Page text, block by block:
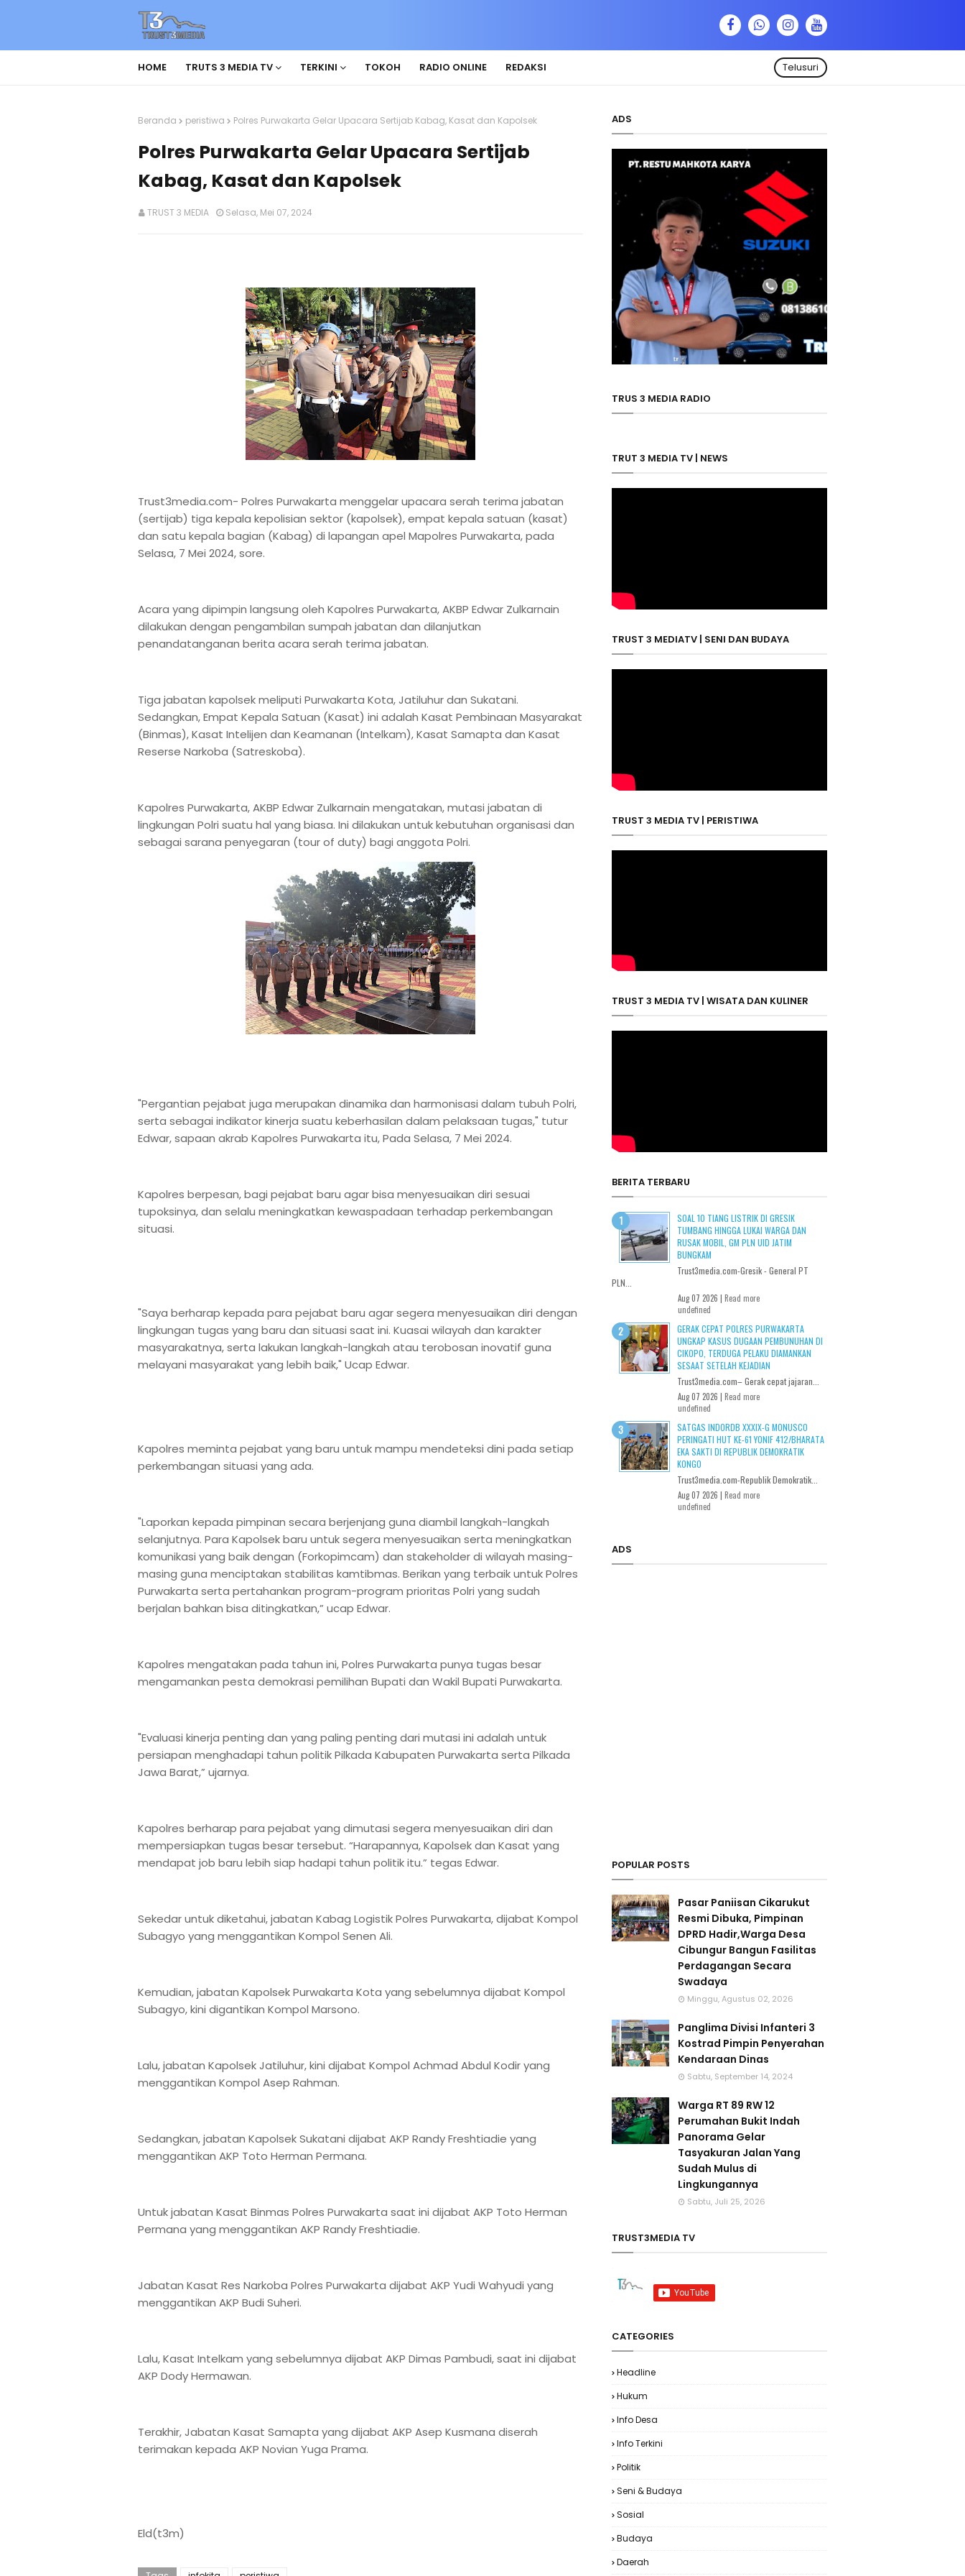
HOME TRUTS 3 MEDIA TV TERKINI TOKOH RADIO ONLINE REDAKSI Telusuri
Beranda peristiwa Polres Purwakarta Gelar Upacara Sertijab Kabag, Kasat dan Kapolsek
Polres Purwakarta Gelar Upacara Sertijab
Kabag, Kasat dan Kapolsek
TRUST 3 MEDIA Selasa, Mei 07, 2024
Trust3media.com- Polres Purwakarta menggelar upacara serah terima jabatan
(sertijab) tiga kepala kepolisian sektor (kapolsek), empat kepala satuan (kasat)
dan satu kepala bagian (Kabag) di lapangan apel Mapolres Purwakarta, pada
Selasa, 7 Mei 2024, sore.
Acara yang dipimpin langsung oleh Kapolres Purwakarta, AKBP Edwar Zulkarnain
dilakukan dengan pengambilan sumpah jabatan dan dilanjutkan
penandatanganan berita acara serah terima jabatan.
Tiga jabatan kapolsek meliputi Purwakarta Kota, Jatiluhur dan Sukatani.
Sedangkan, Empat Kepala Satuan (Kasat) ini adalah Kasat Pembinaan Masyarakat
(Binmas), Kasat Intelijen dan Keamanan (Intelkam), Kasat Samapta dan Kasat
Reserse Narkoba (Satreskoba).
Kapolres Purwakarta, AKBP Edwar Zulkarnain mengatakan, mutasi jabatan di
lingkungan Polri suatu hal yang biasa. Ini dilakukan untuk kebutuhan organisasi dan
sebagai sarana penyegaran (tour of duty) bagi anggota Polri.
"Pergantian pejabat juga merupakan dinamika dan harmonisasi dalam tubuh Polri,
serta sebagai indikator kinerja suatu keberhasilan dalam pelaksaan tugas," tutur
Edwar, sapaan akrab Kapolres Purwakarta itu, Pada Selasa, 7 Mei 2024.
Kapolres berpesan, bagi pejabat baru agar bisa menyesuaikan diri sesuai
tupoksinya, dan selalu meningkatkan kewaspadaan terhadap perkembangan
situasi.
"Saya berharap kepada para pejabat baru agar segera menyesuaikan diri dengan
lingkungan tugas yang baru dan situasi saat ini. Kuasai wilayah dan karakter
masyarakatnya, serta lakukan langkah-langkah atau terobosan inovatif guna
melayani masyarakat yang lebih baik," Ucap Edwar.
Kapolres meminta pejabat yang baru untuk mampu mendeteksi dini pada setiap
perkembangan situasi yang ada.
"Laporkan kepada pimpinan secara berjenjang guna diambil langkah-langkah
selanjutnya. Para Kapolsek baru untuk segera menyesuaikan serta meningkatkan
komunikasi yang baik dengan (Forkopimcam) dan stakeholder di wilayah masing-
masing guna menciptakan stabilitas kamtibmas. Berikan yang terbaik untuk Polres
Purwakarta serta pertahankan program-program prioritas Polri yang sudah
berjalan bahkan bisa ditingkatkan,” ucap Edwar.
Kapolres mengatakan pada tahun ini, Polres Purwakarta punya tugas besar
mengamankan pesta demokrasi pemilihan Bupati dan Wakil Bupati Purwakarta.
"Evaluasi kinerja penting dan yang paling penting dari mutasi ini adalah untuk
persiapan menghadapi tahun politik Pilkada Kabupaten Purwakarta serta Pilkada
Jawa Barat,” ujarnya.
Kapolres berharap para pejabat yang dimutasi segera menyesuaikan diri dan
mempersiapkan tugas besar tersebut. “Harapannya, Kapolsek dan Kasat yang
mendapat job baru lebih siap hadapi tahun politik itu.” tegas Edwar.
Sekedar untuk diketahui, jabatan Kabag Logistik Polres Purwakarta, dijabat Kompol
Subagyo yang menggantikan Kompol Senen Ali.
Kemudian, jabatan Kapolsek Purwakarta Kota yang sebelumnya dijabat Kompol
Subagyo, kini digantikan Kompol Marsono.
Lalu, jabatan Kapolsek Jatiluhur, kini dijabat Kompol Achmad Abdul Kodir yang
menggantikan Kompol Asep Rahman.
Sedangkan, jabatan Kapolsek Sukatani dijabat AKP Randy Freshtiadie yang
menggantikan AKP Toto Herman Permana.
Untuk jabatan Kasat Binmas Polres Purwakarta saat ini dijabat AKP Toto Herman
Permana yang menggantikan AKP Randy Freshtiadie.
Jabatan Kasat Res Narkoba Polres Purwakarta dijabat AKP Yudi Wahyudi yang
menggantikan AKP Budi Suheri.
Lalu, Kasat Intelkam yang sebelumnya dijabat AKP Dimas Pambudi, saat ini dijabat
AKP Dody Hermawan.
Terakhir, Jabatan Kasat Samapta yang dijabat AKP Asep Kusmana diserah
terimakan kepada AKP Novian Yuga Prama.
Eld(t3m)
ADS
TRUS 3 MEDIA RADIO
TRUT 3 MEDIA TV | NEWS
TRUST 3 MEDIATV | SENI DAN BUDAYA
TRUST 3 MEDIA TV | PERISTIWA
TRUST 3 MEDIA TV | WISATA DAN KULINER
BERITA TERBARU
SOAL 10 TIANG LISTRIK DI GRESIK
TUMBANG HINGGA LUKAI WARGA DAN
RUSAK MOBIL, GM PLN UID JATIM
BUNGKAM
Trust3media.com-Gresik - General PT
PLN...
Aug 07 2026 | Read more
undefined
GERAK CEPAT POLRES PURWAKARTA
UNGKAP KASUS DUGAAN PEMBUNUHAN DI
CIKOPO, TERDUGA PELAKU DIAMANKAN
SESAAT SETELAH KEJADIAN
Trust3media.com– Gerak cepat jajaran...
Aug 07 2026 | Read more
undefined
SATGAS INDORDB XXXIX-G MONUSCO
PERINGATI HUT KE-61 YONIF 412/BHARATA
EKA SAKTI DI REPUBLIK DEMOKRATIK
KONGO
Trust3media.com-Republik Demokratik...
Aug 07 2026 | Read more
undefined
ADS
POPULAR POSTS
Pasar Paniisan Cikarukut
Resmi Dibuka, Pimpinan
DPRD Hadir,Warga Desa
Cibungur Bangun Fasilitas
Perdagangan Secara
Swadaya
Minggu, Agustus 02, 2026
Panglima Divisi Infanteri 3
Kostrad Pimpin Penyerahan
Kendaraan Dinas
Sabtu, September 14, 2024
Warga RT 89 RW 12
Perumahan Bukit Indah
Panorama Gelar
Tasyakuran Jalan Yang
Sudah Mulus di
Lingkungannya
Sabtu, Juli 25, 2026
TRUST3MEDIA TV
CATEGORIES
Headline
Hukum
Info Desa
Info Terkini
Politik
Seni & Budaya
Sosial
Budaya
Daerah